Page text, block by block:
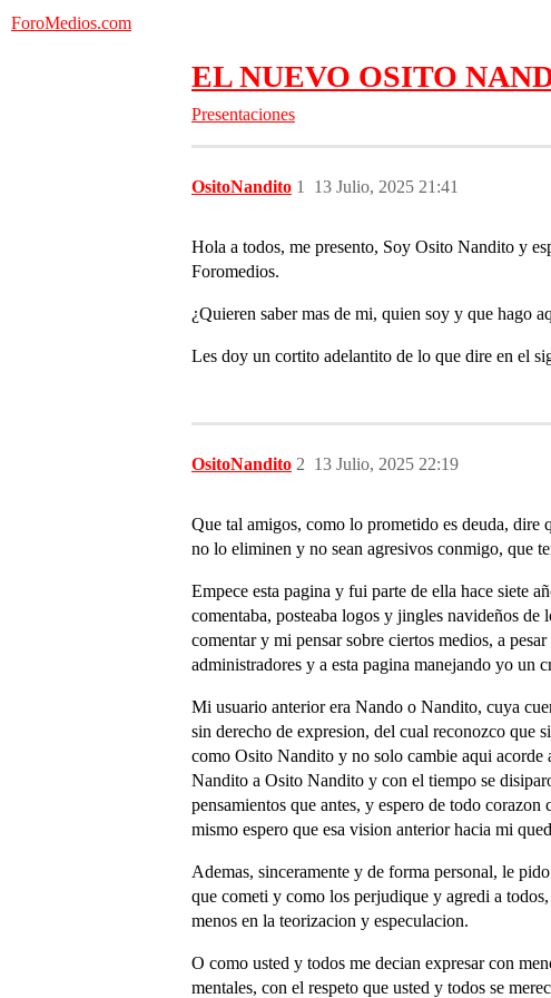
ForoMedios.com
EL NUEVO OSITO
Presentaciones
OsitoNandito 13 Julio, 2025 21:41
1
Hola a todos, me presento, Soy Osito Nandito y
Foromedios.
¿Quieren saber mas de mi, quien soy y que hago
Les doy un cortito adelantito de lo que dire en el
OsitoNandito 13 Julio, 2025 22:19
2
Que tal amigos, como lo prometido es deuda, dire
no lo eliminen y no sean agresivos conmigo, que
Empece esta pagina y fui parte de ella hace siete
comentaba, posteaba logos y jingles navideños
comentar y mi pensar sobre ciertos medios, a
administradores y a esta pagina manejando yo un
Mi usuario anterior era Nando o Nandito, cuya
sin derecho de expresion, del cual reconozco que
como Osito Nandito y no solo cambie aqui
Nandito a Osito Nandito y con el tiempo se
pensamientos que antes, y espero de todo
mismo espero que esa vision anterior hacia mi
Ademas, sinceramente y de forma personal, le
que cometi y como los perjudique y agredi a
menos en la teorizacion y especulacion.
O como usted y todos me decian expresar con
mentales, con el respeto que usted y todos se